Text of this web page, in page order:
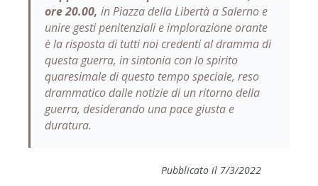
ore 20.00, in Piazza della Libertà a Salerno e
unire gesti penitenziali e implorazione orante
è la risposta di tutti noi credenti al dramma di
questa guerra, in sintonia con lo spirito
quaresimale di questo tempo speciale, reso
drammatico dalle notizie di un ritorno della
guerra, desiderando una pace giusta e
duratura.
Pubblicato il 7/3/2022